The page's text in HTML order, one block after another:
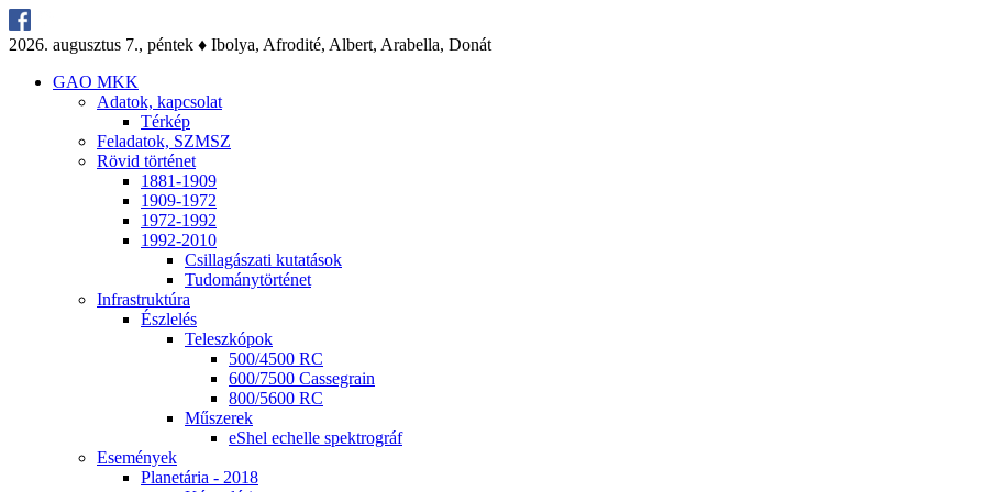
2026. au­gusz­tus 7., pén­tek ♦ Ibo­lya, Af­ro­di­té, Al­bert, Arab­el­la, Do­nát
GAO MKK
Ada­tok, kap­cso­lat
Tér­kép
Fel­ada­tok, SZMSZ
Rö­vid tör­té­net
1881-1909
1909-1972
1972-1992
1992-2010
Csil­la­gá­sza­ti ku­ta­tá­sok
Tu­do­mány­tör­té­net
Inf­ra­struk­tú­ra
Ész­le­lés
Te­lesz­kó­pok
500/4500 RC
600/7500 Cas­seg­ra­in
800/5600 RC
Mű­sze­rek
eS­hel echel­le spekt­ro­gráf
Ese­mé­nyek
Pla­ne­tá­ria - 2018